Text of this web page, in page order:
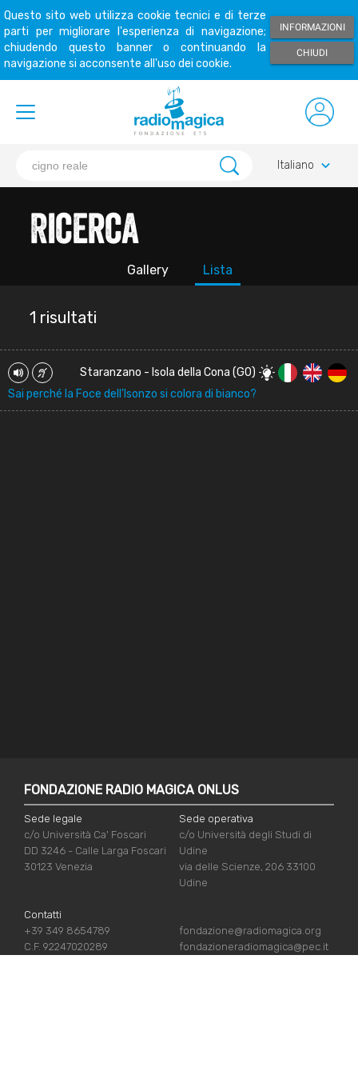
Questo sito web utilizza cookie tecnici e di terze
parti per migliorare l'esperienza di navigazione;
chiudendo questo banner o continuando la
navigazione si acconsente all'uso dei cookie.
INFORMAZIONI
CHIUDI
Italiano keyboard_arrow_down
Ricerca
Gallery Lista
1 risultati
Staranzano - Isola della Cona (GO)
Sai perché la Foce dell’Isonzo si colora di bianco?
FONDAZIONE RADIO MAGICA ONLUS
Sede legale
c/o Università Ca' Foscari
DD 3246 - Calle Larga Foscari
30123 Venezia
Sede operativa
c/o Università degli Studi di
Udine
via delle Scienze, 206 33100
Udine
Contatti
+39 349 8654789
C.F. 92247020289
fondazione@radiomagica.org
fondazioneradiomagica@pec.it